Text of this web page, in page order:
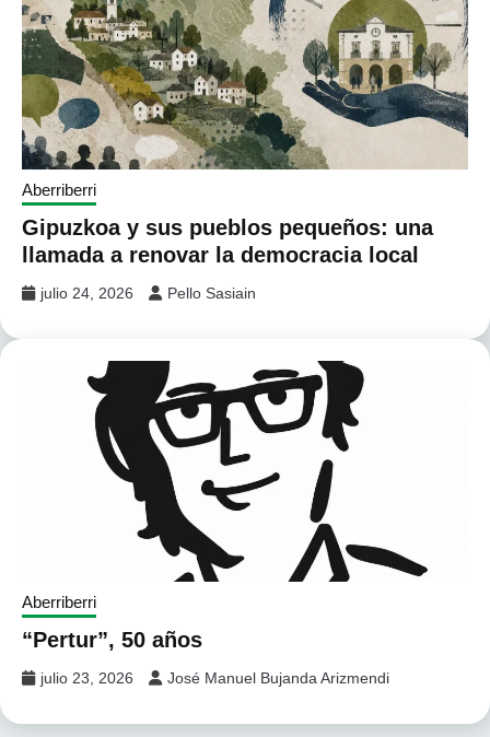
Aberriberri
Gipuzkoa y sus pueblos pequeños: una
llamada a renovar la democracia local
julio 24, 2026 Pello Sasiain
Aberriberri
“Pertur”, 50 años
julio 23, 2026 José Manuel Bujanda Arizmendi